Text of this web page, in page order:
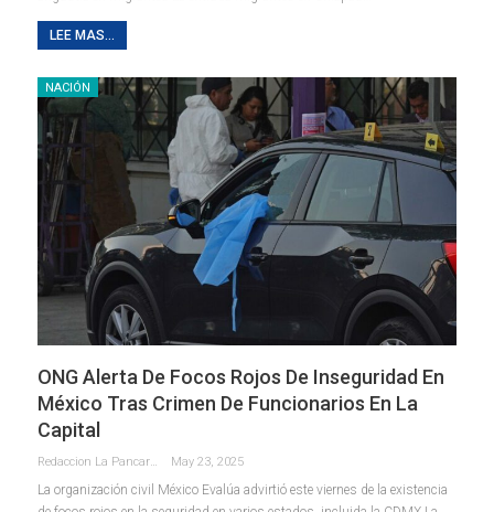
LEE MAS...
NACIÓN
ONG Alerta De Focos Rojos De Inseguridad En
México Tras Crimen De Funcionarios En La
Capital
Redaccion La Pancarta De Quintana Roo May 23, 2025
La organización civil México Evalúa advirtió este viernes de la existencia